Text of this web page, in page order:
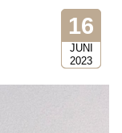
16
JUNI
2023